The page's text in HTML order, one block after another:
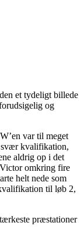
et tydeligt billede
og
var til meget
svær kvalifikation,
aldrig op i det
omkring fire
helt nede som
til løb 2,
præstationer